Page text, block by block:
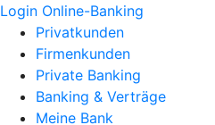
Login Online-Banking
Privatkunden
Firmenkunden
Private Banking
Banking & Verträge
Meine Bank